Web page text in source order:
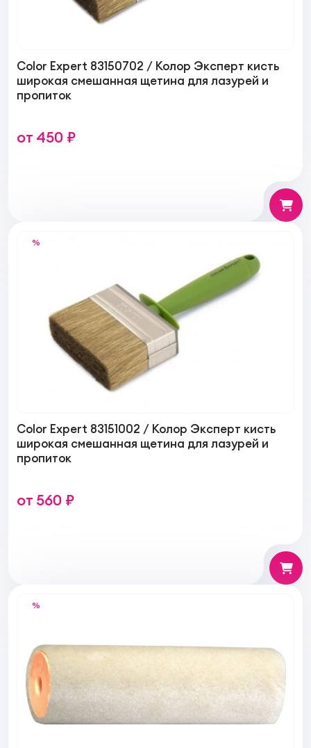
Color Expert 83150702 / Колор Эксперт кисть
широкая смешанная щетина для лазурей и
пропиток
от 450 ₽
%
Color Expert 83151002 / Колор Эксперт кисть
широкая смешанная щетина для лазурей и
пропиток
от 560 ₽
%